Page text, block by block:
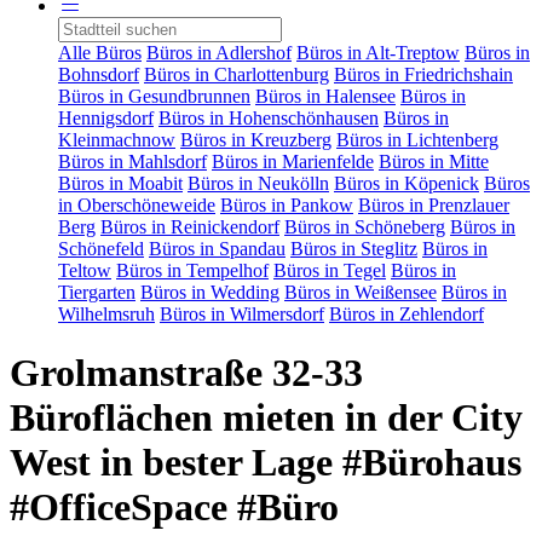
Alle Büros Büros in Adlershof Büros in Alt-Treptow Büros in
Bohnsdorf Büros in Charlottenburg Büros in Friedrichshain
Büros in Gesundbrunnen Büros in Halensee Büros in
Hennigsdorf Büros in Hohenschönhausen Büros in
Kleinmachnow Büros in Kreuzberg Büros in Lichtenberg
Büros in Mahlsdorf Büros in Marienfelde Büros in Mitte
Büros in Moabit Büros in Neukölln Büros in Köpenick Büros
in Oberschöneweide Büros in Pankow Büros in Prenzlauer
Berg Büros in Reinickendorf Büros in Schöneberg Büros in
Schönefeld Büros in Spandau Büros in Steglitz Büros in
Teltow Büros in Tempelhof Büros in Tegel Büros in
Tiergarten Büros in Wedding Büros in Weißensee Büros in
Wilhelmsruh Büros in Wilmersdorf Büros in Zehlendorf
Grolmanstraße 32-33
Büroflächen mieten in der City
West in bester Lage #Bürohaus
#OfficeSpace #Büro